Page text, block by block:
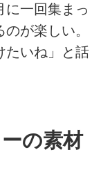
に一回集まっ
が楽しい。
たいね」と話
の素材